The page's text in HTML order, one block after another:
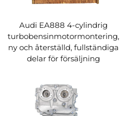
Audi EA888 4-cylindrig
turbobensinmotormontering,
ny och återställd, fullständiga
delar för försäljning